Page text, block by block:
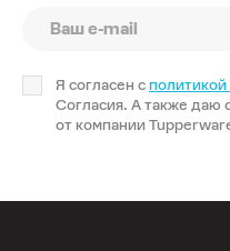
Я согласен с
Согласия. А также даю
от компании